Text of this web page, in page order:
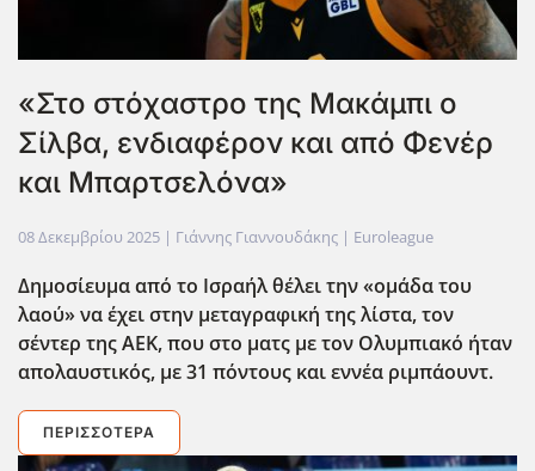
«Στο στόχαστρο της Μακάμπι ο
Σίλβα, ενδιαφέρον και από Φενέρ
και Μπαρτσελόνα»
08 Δεκεμβρίου 2025 | Γιάννης Γιαννουδάκης | Euroleague
Δημοσίευμα από το Ισραήλ θέλει την «ομάδα του
λαού» να έχει στην μεταγραφική της λίστα, τον
σέντερ της ΑΕΚ, που στο ματς με τον Ολυμπιακό ήταν
απολαυστικός, με 31 πόντους και εννέα ριμπάουντ.
ΠΕΡΙΣΣΌΤΕΡΑ